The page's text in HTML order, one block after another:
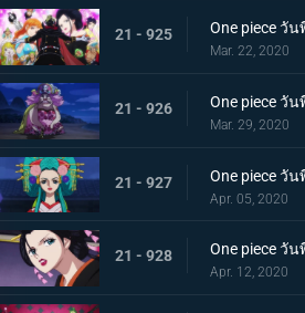
21 - 925
Mar. 22, 2020
21 - 926
Mar. 29, 2020
21 - 927
Apr. 05, 2020
21 - 928
Apr. 12, 2020